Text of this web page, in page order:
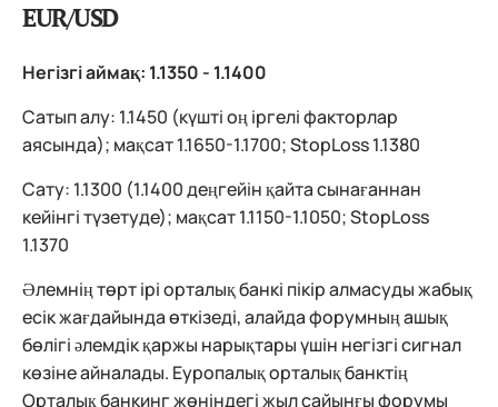
EUR/USD
Негізгі аймақ: 1.1350 - 1.1400
Сатып алу: 1.1450 (күшті оң іргелі факторлар
аясында); мақсат 1.1650-1.1700; StopLoss 1.1380
Сату: 1.1300 (1.1400 деңгейін қайта сынағаннан
кейінгі түзетуде); мақсат 1.1150-1.1050; StopLoss
1.1370
Әлемнің төрт ірі орталық банкі пікір алмасуды жабық
есік жағдайында өткізеді, алайда форумның ашық
бөлігі әлемдік қаржы нарықтары үшін негізгі сигнал
көзіне айналады. Еуропалық орталық банктің
Орталық банкинг жөніндегі жыл сайынғы форумы